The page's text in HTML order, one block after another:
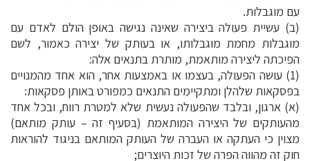
עם מוגבלות.
(ב) עשיית פעולה ביצירה שאינה נגישה באופן הולם לאדם עם
מוגבלות מחמת מוגבלותו, או בעותק של יצירה כאמור, לשם
הפיכתה ליצירה מותאמת, מותרת בתנאים אלה:
(1) עושה הפעולה, בעצמו או באמצעות אחר, הוא אחד מהמנויים
בפסקאות שלהלן ומתקיימים התנאים כמפורט באותן פסקאות:
(א) ארגון, ובלבד שהפעולה נעשית שלא למטרת רווח, ובכל אחד
מהעותקים של היצירה המותאמת (בסעיף זה – עותק מותאם)
מצוין כי העתקה או העברה של העותק המותאם בניגוד להוראות
חוק זה מהווה הפרה של זכות היוצרים;